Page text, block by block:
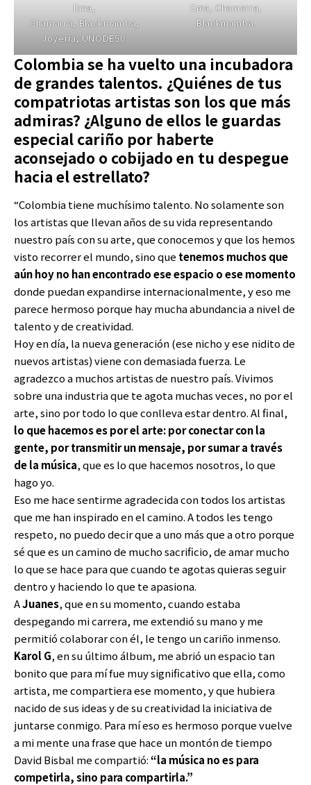
Ema,
Chamarra, Blackmamba,
Joyería, UNODE50.
Ema, Chamarra,
Blackmamba.
Colombia se ha vuelto una incubadora
de grandes talentos. ¿Quiénes de tus
compatriotas artistas son los que más
admiras? ¿Alguno de ellos le guardas
especial cariño por haberte
aconsejado o cobijado en tu despegue
hacia el estrellato?
“Colombia tiene muchísimo talento. No solamente son
los artistas que llevan años de su vida representando
nuestro país con su arte, que conocemos y que los hemos
visto recorrer el mundo, sino que tenemos muchos que
aún hoy no han encontrado ese espacio o ese momento
donde puedan expandirse internacionalmente, y eso me
parece hermoso porque hay mucha abundancia a nivel de
talento y de creatividad.
Hoy en día, la nueva generación (ese nicho y ese nidito de
nuevos artistas) viene con demasiada fuerza. Le
agradezco a muchos artistas de nuestro país. Vivimos
sobre una industria que te agota muchas veces, no por el
arte, sino por todo lo que conlleva estar dentro. Al final,
lo que hacemos es por el arte: por conectar con la
gente, por transmitir un mensaje, por sumar a través
de la música, que es lo que hacemos nosotros, lo que
hago yo.
Eso me hace sentirme agradecida con todos los artistas
que me han inspirado en el camino. A todos les tengo
respeto, no puedo decir que a uno más que a otro porque
sé que es un camino de mucho sacrificio, de amar mucho
lo que se hace para que cuando te agotas quieras seguir
dentro y haciendo lo que te apasiona.
AJuanes, que en su momento, cuando estaba
despegando mi carrera, me extendió su mano y me
permitió colaborar con él, le tengo un cariño inmenso.
Karol G, en su último álbum, me abrió un espacio tan
bonito que para mí fue muy significativo que ella, como
artista, me compartiera ese momento, y que hubiera
nacido de sus ideas y de su creatividad la iniciativa de
juntarse conmigo. Para mí eso es hermoso porque vuelve
a mi mente una frase que hace un montón de tiempo
David Bisbal me compartió:“la música no es para
competirla, sino para compartirla.”